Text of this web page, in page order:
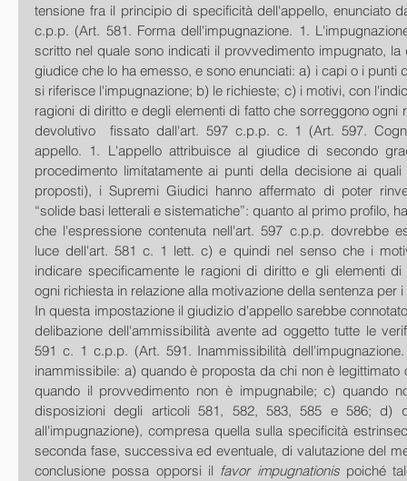
tensione fra il principio di specificità dell'appello, enunciato
c.p.p. (Art. 581. Forma dell'impugnazione. 1.
scritto nel quale sono indicati il provvedimento impugnato,
giudice che lo ha emesso, e sono enunciati: a) i capi o i punti
si riferisce l'impugnazione; b) le richieste; c) i motivi, con
ragioni di diritto e degli elementi di fatto che sorreggono ogni
devolutivo  fissato dall'art. 597 c.p.p. c. 1 (Art. 597.
appello. 1. L'appello attribuisce al giudice di secondo
procedimento limitatamente ai punti della decisione ai
proposti), i Supremi Giudici hanno affermato di poter
“solide basi letterali e sistematiche”: quanto al primo profilo,
che l'espressione contenuta nell'art. 597 c.p.p. dovrebbe
luce dell'art. 581 c. 1 lett. c) e quindi nel senso che i
indicare specificamente le ragioni di diritto e gli elementi
ogni richiesta in relazione alla motivazione della sentenza per
In questa impostazione il giudizio d'appello sarebbe
delibazione dell'ammissibilità avente ad oggetto tutte le
591 c. 1 c.p.p. (Art. 591. Inammissibilità
inammissibile: a) quando è proposta da chi non è legittimato
quando il provvedimento non è impugnabile; c) quando
disposizioni degli articoli 581, 582, 583, 585 e 586; d)
all'impugnazione), compresa quella sulla specificità
seconda fase, successiva ed eventuale, di valutazione del
conclusione possa opporsi il favor impugnationis poiché